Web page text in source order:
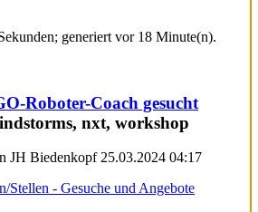
generiert vor 18 Minute(n).
Roboter-Coach gesucht
JH Biedenkopf 25.03.2024 04:17
Stellen - Gesuche und Angebote